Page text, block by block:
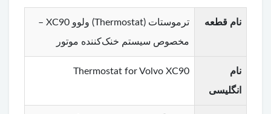
نام قطعه
ترموستات (Thermostat) ولوو XC90 –
مخصوص سیستم خنک‌کننده موتور
نام
انگلیسی
Thermostat for Volvo XC90